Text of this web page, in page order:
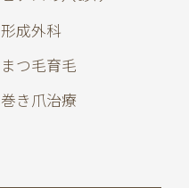
形成外科
まつ毛育毛
巻き爪治療